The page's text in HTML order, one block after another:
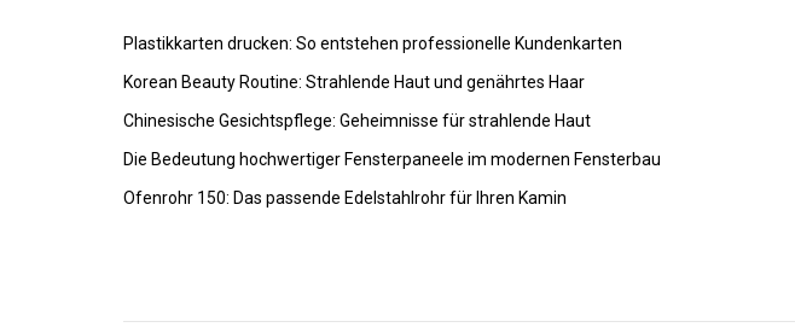
Plastikkarten drucken: So entstehen professionelle Kundenkarten
Korean Beauty Routine: Strahlende Haut und genährtes Haar
Chinesische Gesichtspflege: Geheimnisse für strahlende Haut
Die Bedeutung hochwertiger Fensterpaneele im modernen Fensterbau
Ofenrohr 150: Das passende Edelstahlrohr für Ihren Kamin